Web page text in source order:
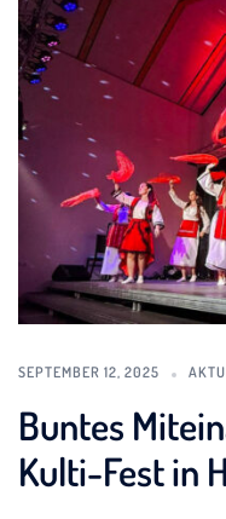
SEPTEMBER 12, 2025
Buntes
Kulti-Fest in